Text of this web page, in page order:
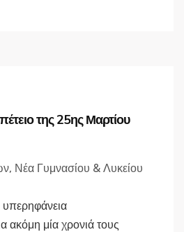
της 25ης Μαρτίου
, Νέα Γυμνασίου & Λυκείου
υπερηφάνεια
ακόμη μία χρονιά τους